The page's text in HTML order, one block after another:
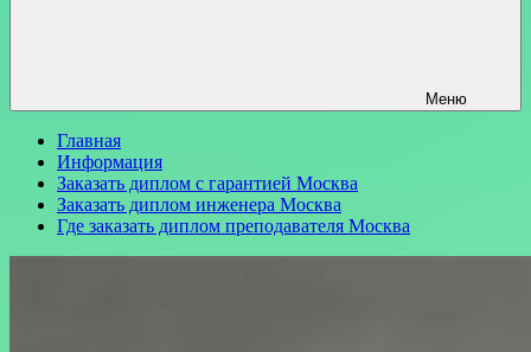
Меню
Главная
Информация
Заказать диплом с гарантией Москва
Заказать диплом инженера Москва
Где заказать диплом преподавателя Москва